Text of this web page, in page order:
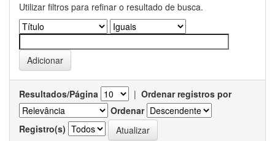
Utilizar filtros para refinar o resultado de busca.
Resultados/Página | Ordenar registros por
Ordenar
Registro(s)